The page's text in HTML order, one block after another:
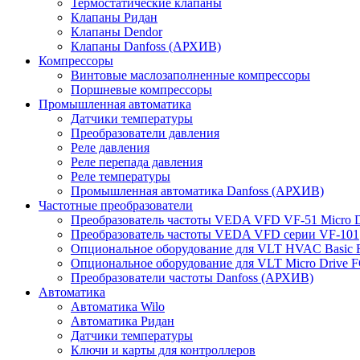
Термостатические клапаны
Клапаны Ридан
Клапаны Dendor
Клапаны Danfoss (АРХИВ)
Компрессоры
Винтовые маслозаполненные компрессоры
Поршневые компрессоры
Промышленная автоматика
Датчики температуры
Преобразователи давления
Реле давления
Реле перепада давления
Реле температуры
Промышленная автоматика Danfoss (АРХИВ)
Частотные преобразователи
Преобразователь частоты VEDA VFD VF-51 Micro
Преобразователь частоты VEDA VFD серии VF-101
Опциональное оборудование для VLT HVAC Basic
Опциональное оборудование для VLT Micro Drive
Преобразователи частоты Danfoss (АРХИВ)
Автоматика
Автоматика Wilo
Автоматика Ридан
Датчики температуры
Ключи и карты для контроллеров